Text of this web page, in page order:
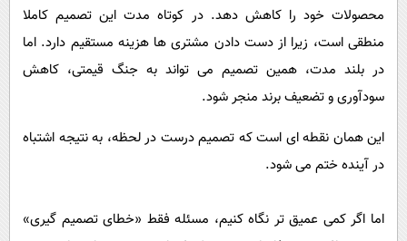
محصولات خود را کاهش دهد. در کوتاه مدت این تصمیم کاملا
منطقی است، زیرا از دست دادن مشتری ها هزینه مستقیم دارد. اما
در بلند مدت، همین تصمیم می تواند به جنگ قیمتی، کاهش
سودآوری و تضعیف برند منجر شود.
این همان نقطه ای است که تصمیم درست در لحظه، به نتیجه اشتباه
در آینده ختم می شود.
اما اگر کمی عمیق تر نگاه کنیم، مسئله فقط «خطای تصمیم گیری»